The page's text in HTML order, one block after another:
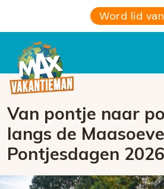
Word lid
Van pontje naar
langs de
Pontjesdagen 2026